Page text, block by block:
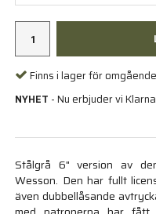
Finns i lager för
NYHET - Nu erbjuder vi
Stålgrå 6" version av
Wesson. Den har fullt
även dubbellåsande